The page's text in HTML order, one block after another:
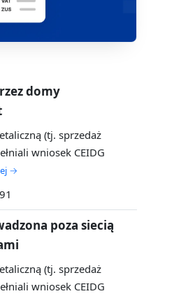
domy
(tj. sprzedaż
wniosek CEIDG
→
poza siecią
(tj. sprzedaż
wniosek CEIDG